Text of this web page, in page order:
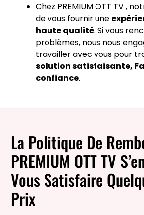
Chez PREMIUM OTT TV ,
de vous fournir une
haute qualité. Si vous
problèmes, nous nous
travailler avec vous pour
solution satisfaisante,
confiance.
La Politique De
PREMIUM OTT TV
Vous Satisfaire
Prix